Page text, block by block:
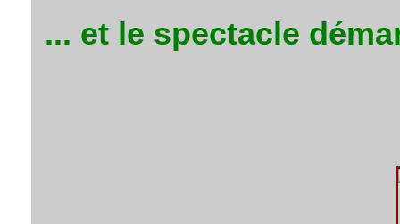
... et le spectacle